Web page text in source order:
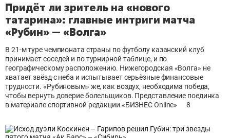
Придёт ли зритель на «нового
татарина»: главные интриги матча
«Рубин» — «Волга»
В 21-м туре чемпионата страны по футболу казанский клуб
принимает соседей и по турнирной таблице, и по
географическому расположению. Нижегородская «Волга» не
хватает звёзд с неба и испытывает серьёзные финансовые
трудности. «Рубиновым» же, как воздух, необходима победа,
чтобы вернуть доверие болельщиков. Представление поединка
в материале спортивной редакции «БИЗНЕС Online»
8